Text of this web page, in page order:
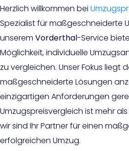
Herzlich willkommen bei
Spezialist für maßgeschneiderte
unserem Vorderthal-Service
Möglichkeit, individuelle
zu vergleichen. Unser Fokus liegt
maßgeschneiderte Lösungen
einzigartigen Anforderungen
Umzugspreisvergleich ist mehr
wir sind Ihr Partner für einen
erfolgreichen Umzug.